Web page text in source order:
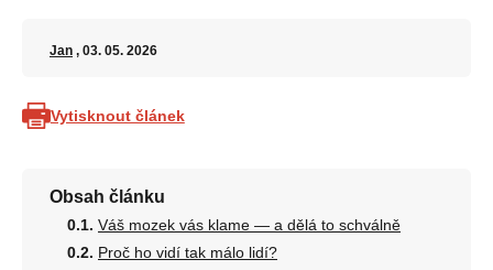
Jan , 03. 05. 2026
Vytisknout článek
Obsah článku
Váš mozek vás klame — a dělá to schválně
Proč ho vidí tak málo lidí?